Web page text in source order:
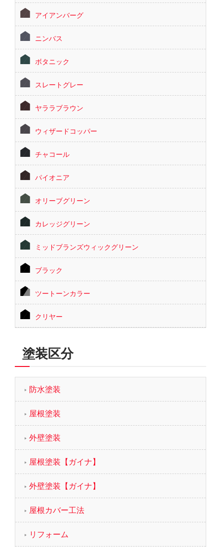
アイアンバーグ
ニンバス
ボタニック
スレートグレー
ヤララブラウン
ウィザードコッパー
チャコール
パイオニア
オリーブグリーン
カレッジグリーン
ミッドブランズウィックグリーン
ブラック
ツートーンカラー
クリヤー
塗装区分
防水塗装
屋根塗装
外壁塗装
屋根塗装【ガイナ】
外壁塗装【ガイナ】
屋根カバー工法
リフォーム